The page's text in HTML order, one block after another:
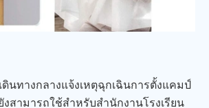
ดินทางกลางแจ้งเหตุฉุกเฉินการตั้งแคมป์
งสามารถใช้สำหรับสำนักงานโรงเรียน